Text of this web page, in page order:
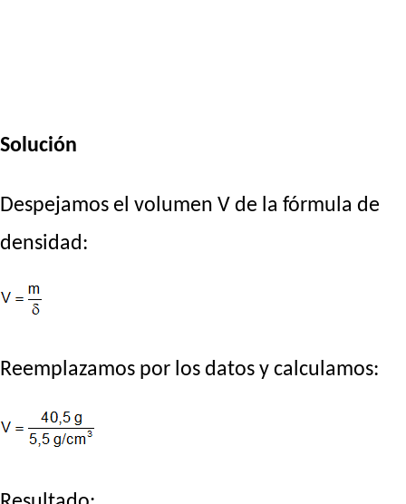
Solución
Despejamos el volumen V de la fórmula de
densidad:
Reemplazamos por los datos y calculamos: